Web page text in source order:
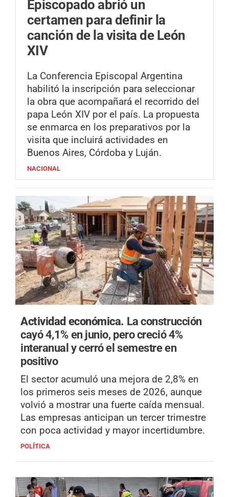
Episcopado abrió un
certamen para definir la
canción de la visita de León
XIV
La Conferencia Episcopal Argentina
habilitó la inscripción para seleccionar
la obra que acompañará el recorrido del
papa León XIV por el país. La propuesta
se enmarca en los preparativos por la
visita que incluirá actividades en
Buenos Aires, Córdoba y Luján.
NACIONAL
Actividad económica. La construcción
cayó 4,1% en junio, pero creció 4%
interanual y cerró el semestre en
positivo
El sector acumuló una mejora de 2,8% en
los primeros seis meses de 2026, aunque
volvió a mostrar una fuerte caída mensual.
Las empresas anticipan un tercer trimestre
con poca actividad y mayor incertidumbre.
POLÍTICA